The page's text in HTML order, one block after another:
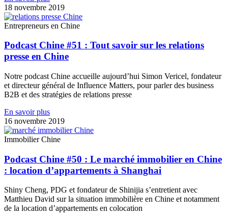
18 novembre 2019
Entrepreneurs en Chine
Podcast Chine #51 : Tout savoir sur les relations
presse en Chine
Notre podcast Chine accueille aujourd’hui Simon Vericel, fondateur
et directeur général de Influence Matters, pour parler des business
B2B et des stratégies de relations presse
En savoir plus
16 novembre 2019
Immobilier Chine
Podcast Chine #50 : Le marché immobilier en Chine
: location d’appartements à Shanghai
Shiny Cheng, PDG et fondateur de Shinijia s’entretient avec
Matthieu David sur la situation immobilière en Chine et notamment
de la location d’appartements en colocation